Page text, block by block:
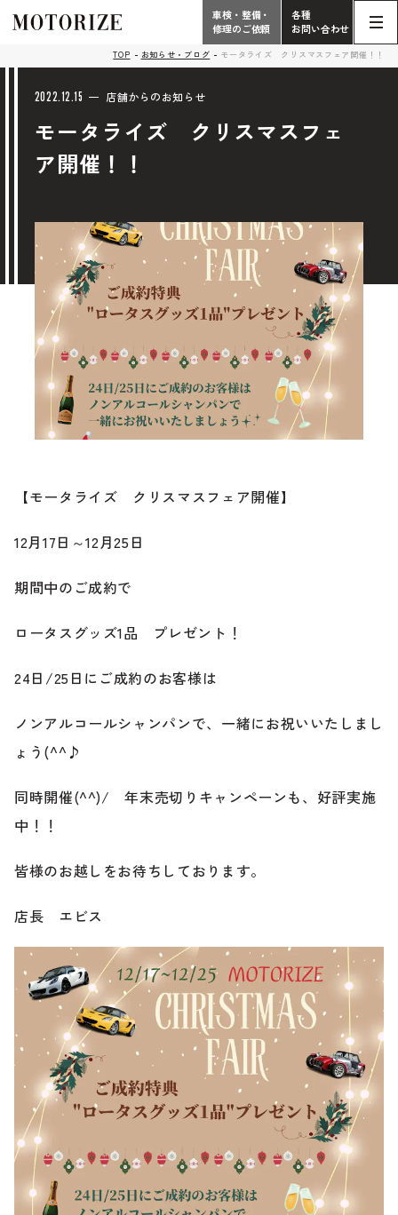
こだわり
中古車販売・在庫車情報
車検・整備・修理のご依頼
中古車探しのご依頼/その他
お問い合わせフォーム
ブランド紹介
ブログ
お客様の声
Phone
タップで電話がかかります
お問い合わせ総合
058-247-8001
タップで電話がかかります
Contact Form
24時間受付対応の
買取査定のご依頼
中古車探しのご依頼・レンタカーのご相談
のご相談も可能です。
お問い合わせフォームにて、オンラインでのご連絡をご
Contact
車検・整備・
修理のご依頼
各種
お問い合わせ
TOP お知らせ・ブログ モータライズ クリスマスフェア開催！！
2022.12.15 店舗からのお知らせ
モータライズ クリスマスフェ
ア開催！！
【モータライズ クリスマスフェア開催】
12月17日～12月25日
期間中のご成約で
ロータスグッズ1品 プレゼント！
24日/25日にご成約のお客様は
ノンアルコールシャンパンで、一緒にお祝いいたしまし
ょう(^^♪
同時開催(^^)/ 年末売切りキャンペーンも、好評実施
中！！
皆様のお越しをお待ちしております。
店長 エビス